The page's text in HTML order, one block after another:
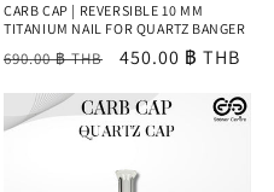
CARB CAP | REVERSIBLE 10 MM
TITANIUM NAIL FOR QUARTZ BANGER
ราคา
690.00 ฿ THB
ราคา
450.00 ฿ THB